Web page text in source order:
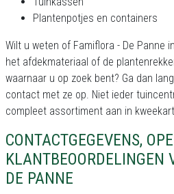
Plantenpotjes en containers
Wilt u weten of Famiflora - De Panne
het afdekmateriaal of de
waarnaar u op zoek bent? Ga dan
contact met ze op. Niet ieder
compleet assortiment aan in
CONTACTGEGEVENS,
KLANTBEOORDELINGEN
DE PANNE